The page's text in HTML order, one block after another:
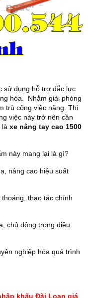
sử dụng hỗ trợ đắc lực
hóa. Nhằm giải phóng
trù công việc nặng. Thì
việc này trở nên cần
là xe nâng tay cao 1500
này mang lại là gì?
nâng cao hiệu suất
thao tác chính
chủ động trong điều
nghiệp hóa quá trình
khẩu Đài Loan giá